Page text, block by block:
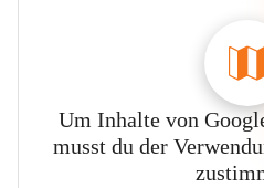
Um Inhalte von
musst du der